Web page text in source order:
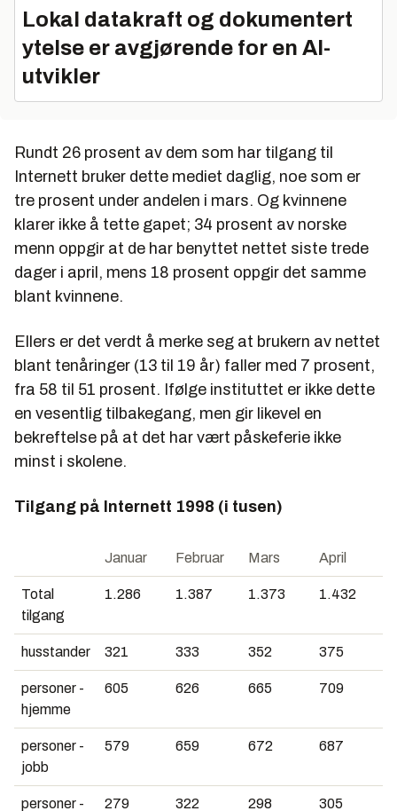
Lokal datakraft og dokumentert
ytelse er avgjørende for en AI-
utvikler
Rundt 26 prosent av dem som har tilgang til
Internett bruker dette mediet daglig, noe som er
tre prosent under andelen i mars. Og kvinnene
klarer ikke å tette gapet; 34 prosent av norske
menn oppgir at de har benyttet nettet siste trede
dager i april, mens 18 prosent oppgir det samme
blant kvinnene.
Ellers er det verdt å merke seg at brukern av nettet
blant tenåringer (13 til 19 år) faller med 7 prosent,
fra 58 til 51 prosent. Ifølge instituttet er ikke dette
en vesentlig tilbakegang, men gir likevel en
bekreftelse på at det har vært påskeferie ikke
minst i skolene.
Tilgang på Internett 1998 (i tusen)
Januar Februar Mars April
Total
tilgang
1.286 1.387 1.373 1.432
husstander 321 333 352 375
personer -
hjemme
605 626 665 709
personer -
jobb
579 659 672 687
personer - 279 322 298 305